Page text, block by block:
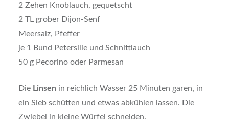
2 Zehen Knoblauch, gequetscht
2 TL grober Dijon-Senf
Meersalz, Pfeffer
je 1 Bund Petersilie und Schnittlauch
50 g Pecorino oder Parmesan
Die Linsen in reichlich Wasser 25 Minuten garen, in
ein Sieb schütten und etwas abkühlen lassen. Die
Zwiebel in kleine Würfel schneiden.